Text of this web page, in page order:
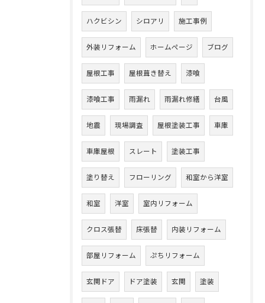
ハクビシン シロアリ 施工事例
外装リフォーム ホームページ ブログ
屋根工事 屋根葺き替え 漆喰
漆喰工事 雨漏れ 雨漏れ修繕 台風
地震 現場調査 屋根塗装工事 車庫
車庫屋根 スレート 塗装工事
塗り替え フローリング 和室から洋室
和室 洋室 室内リフォーム
クロス張替 床張替 内装リフォーム
部屋リフォーム ぷちリフォーム
玄関ドア ドア塗装 玄関 塗装